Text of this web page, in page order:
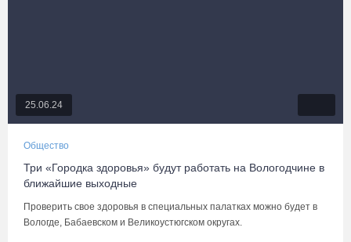
25.06.24
Общество
Три «Городка здоровья» будут работать на Вологодчине в
ближайшие выходные
Проверить свое здоровья в специальных палатках можно будет в
Вологде, Бабаевском и Великоустюгском округах.